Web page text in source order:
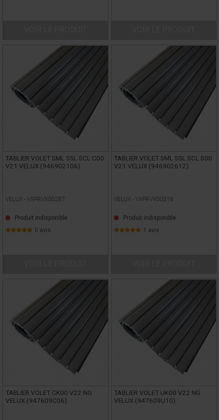
TABLIER VOLET SML SSL SCL C00
V21 VELUX (946902106)
VELUX - VXPRVX00287
Produit indisponible
0 avis
TABLIER VOLET SML SSL SCL S00
V21 VELUX (946902612)
VELUX - VXPRVX00316
Produit indisponible
1 avis
TABLIER VOLET CK00 V22 NG
VELUX (947609C06)
TABLIER VOLET UK00 V22 NG
VELUX (947609U10)